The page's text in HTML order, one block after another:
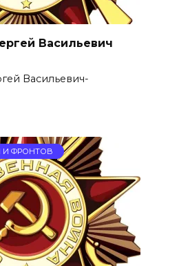
Васильевич
Васильевич-
И ФРОНТОВ